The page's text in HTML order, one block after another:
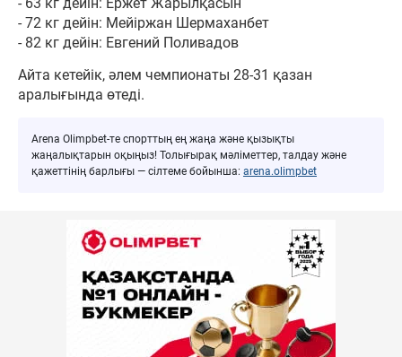
- 63 кг дейін: Ержет Жарылқасын
- 72 кг дейін: Мейіржан Шермаханбет
- 82 кг дейін: Евгений Поливадов
Айта кетейік, әлем чемпионаты 28-31 қазан
аралығында өтеді.
Arena Olimpbet-те спорттың ең жаңа және қызықты
жаңалықтарын оқыңыз! Толығырақ мәліметтер, талдау және
қажеттінің барлығы — сілтеме бойынша: arena.olimpbet